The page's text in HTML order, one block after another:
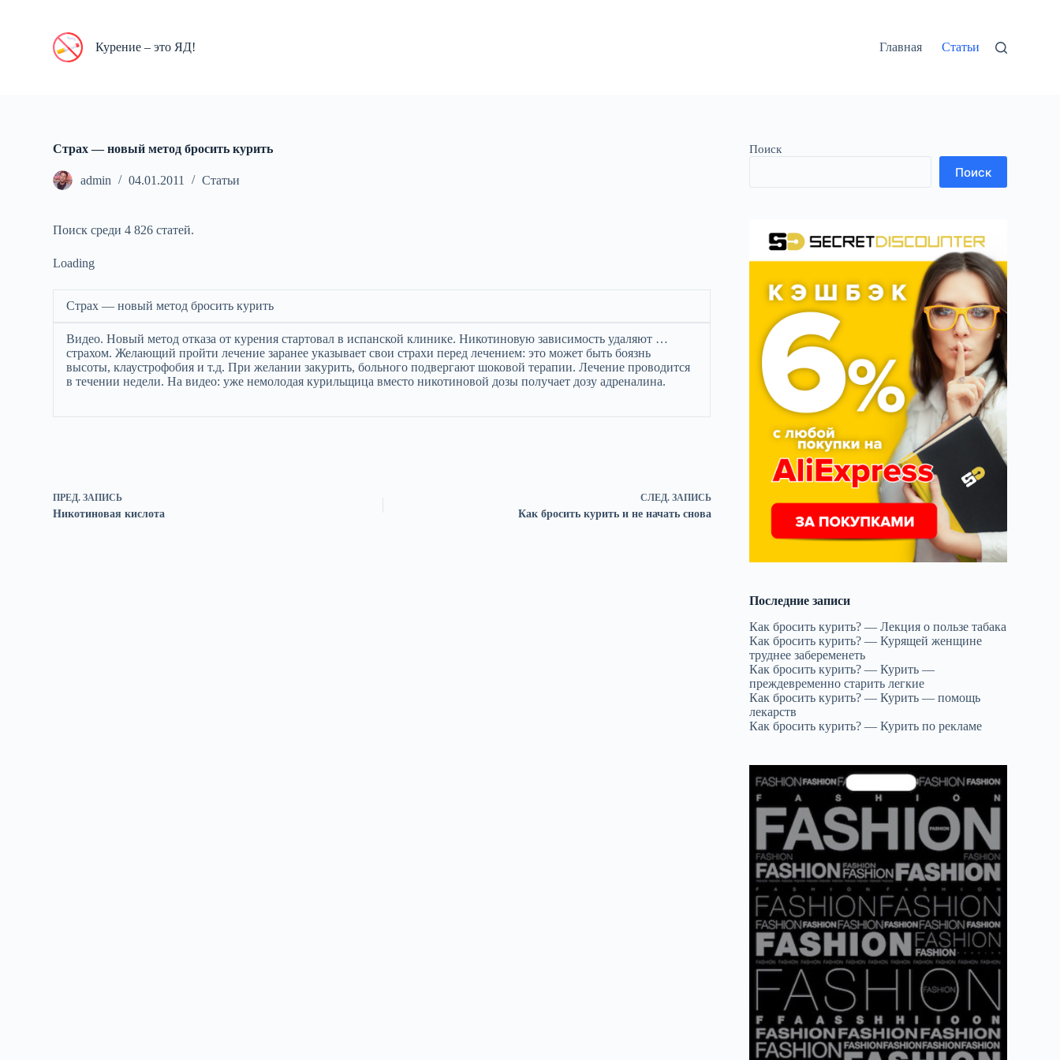
Курение – это ЯД! Главная Статьи
Страх — новый метод бросить курить
admin 04.01.2011 Статьи
Поиск среди 4 826 статей.
Loading
Страх — новый метод бросить курить
Видео. Новый метод отказа от курения стартовал в испанской клинике. Никотиновую зависимость удаляют …
страхом. Желающий пройти лечение заранее указывает свои страхи перед лечением: это может быть боязнь
высоты, клаустрофобия и т.д. При желании закурить, больного подвергают шоковой терапии. Лечение проводится
в течении недели. На видео: уже немолодая курильщица вместо никотиновой дозы получает дозу адреналина.
ПРЕД.ЗАПИСЬ
Никотиновая кислота
СЛЕД. ЗАПИСЬ
Как бросить курить и не начать снова
Поиск
Поиск
Последние записи
Как бросить курить? — Лекция о пользе табака
Как бросить курить? — Курящей женщине
труднее забеременеть
Как бросить курить? — Курить —
преждевременно старить легкие
Как бросить курить? — Курить — помощь
лекарств
Как бросить курить? — Курить по рекламе